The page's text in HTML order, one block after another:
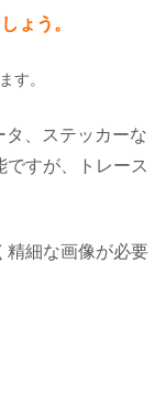
ょう。
す。
、ステッカーな
すが、トレース
精細な画像が必要